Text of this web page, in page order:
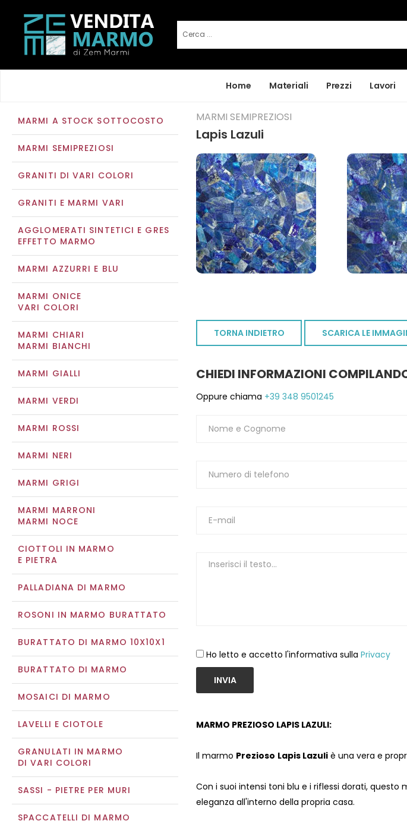
Home Materiali Prezzi Lavori
MARMI A STOCK SOTTOCOSTO
MARMI SEMIPREZIOSI
GRANITI DI VARI COLORI
GRANITI E MARMI VARI
AGGLOMERATI SINTETICI E GRES
EFFETTO MARMO
MARMI AZZURRI E BLU
MARMI ONICE
VARI COLORI
MARMI CHIARI
MARMI BIANCHI
MARMI GIALLI
MARMI VERDI
MARMI ROSSI
MARMI NERI
MARMI GRIGI
MARMI MARRONI
MARMI NOCE
CIOTTOLI IN MARMO
E PIETRA
PALLADIANA DI MARMO
ROSONI IN MARMO BURATTATO
BURATTATO DI MARMO 10X10X1
BURATTATO DI MARMO
MOSAICI DI MARMO
LAVELLI E CIOTOLE
GRANULATI IN MARMO
DI VARI COLORI
SASSI - PIETRE PER MURI
SPACCATELLI DI MARMO
MARMI SEMIPREZIOSI
Lapis Lazuli
TORNA INDIETRO SCARICA LE
CHIEDI INFORMAZIONI
Oppure chiama +39 348 9501245
Ho letto e accetto l'informativa sulla Privacy
INVIA
MARMO PREZIOSO LAPIS LAZULI:
Il marmo Prezioso Lapis Lazuli è una vera e
Con i suoi intensi toni blu e i riflessi dorati,
eleganza all'interno della propria casa.